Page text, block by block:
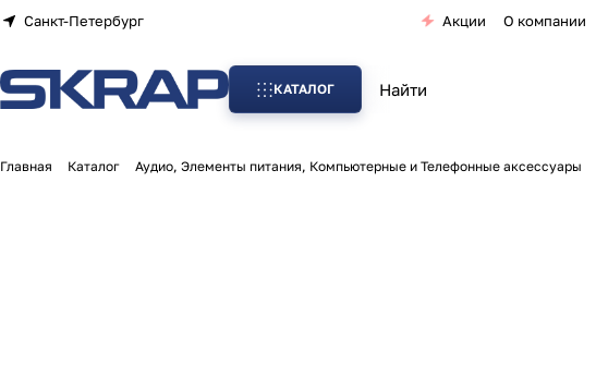
Санкт-Петербург Акции О компании
КАТАЛОГ
Главная Каталог Аудио, Элементы питания, Компьютерные и Телефонные аксессуары